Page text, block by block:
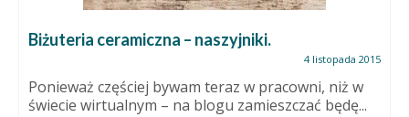
Biżuteria ceramiczna – naszyjniki.
4 listopada 2015
Ponieważ częściej bywam teraz w pracowni, niż w
świecie wirtualnym – na blogu zamieszczać będę...